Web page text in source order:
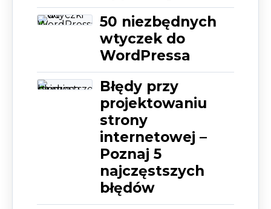
50 niezbędnych
wtyczek do
WordPressa
Błędy przy
projektowaniu
strony
internetowej –
Poznaj 5
najczęstszych
błędów